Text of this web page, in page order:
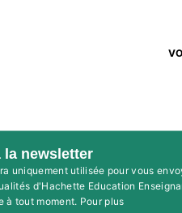
la newsletter
uniquement utilisée pour vous
d'Hachette Education
à tout moment. Pour plus